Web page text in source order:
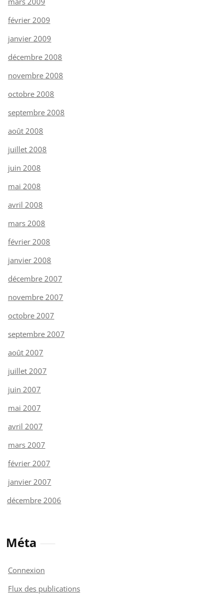
février 2009
janvier 2009
décembre 2008
novembre 2008
octobre 2008
septembre 2008
août 2008
juillet 2008
juin 2008
mai 2008
avril 2008
mars 2008
février 2008
janvier 2008
décembre 2007
novembre 2007
octobre 2007
septembre 2007
août 2007
juillet 2007
juin 2007
mai 2007
avril 2007
mars 2007
février 2007
janvier 2007
décembre 2006
Méta
Connexion
Flux des publications